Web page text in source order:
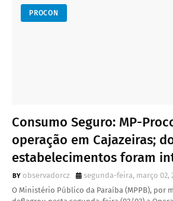
PROCON
Consumo Seguro: MP-
operação em Cajazeiras;
estabelecimentos foram
observadorcz
segunda-feira, março 02,
O Ministério Público da Paraíba (MPPB), por